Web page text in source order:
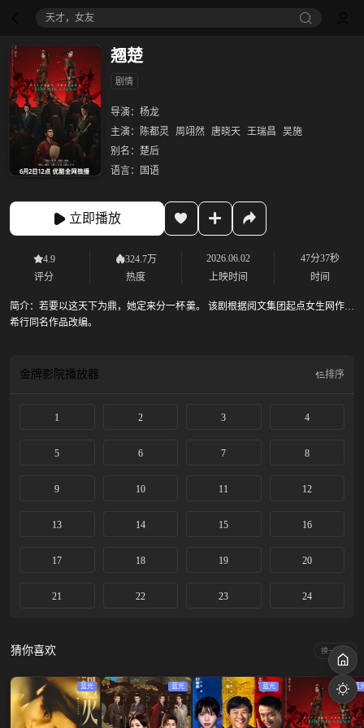
天才，女友
翘楚
剧情
导演： 杨龙
主演：
陈都灵 周翊然 唐晓天 王瑞昌
吴施
别名： 楚后
语言：
国语
立即播放
4.9
评分
324.7万
热度
2026.06.02
上映时间
47分37秒
时间
简介：若要以这天下为鼎，她定来分一杯羹。 该剧根据阅文集团起点女生网作者
希行同名作品改编。
金牌影院播放器 排序
1 2 3 4
5 6 7 8
9 10 11 12
13 14 15 16
17 18 19 20
21 22 23 24
猜你喜欢 换一换
蓝光 蓝光 蓝光 蓝